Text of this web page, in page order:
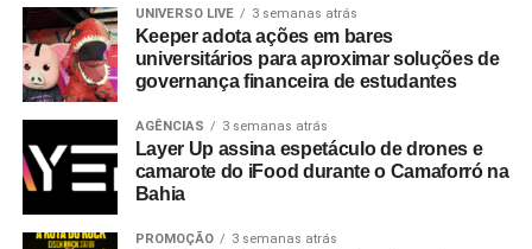
UNIVERSO LIVE 3 semanas atrás
Keeper adota ações em bares
universitários para aproximar soluções de
governança financeira de estudantes
AGÊNCIAS 3 semanas atrás
Layer Up assina espetáculo de drones e
camarote do iFood durante o Camaforró na
Bahia
PROMOÇÃO 3 semanas atrás